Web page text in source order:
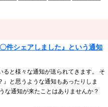
件シェアしました』という通知
ると様々な通知が送られてきます。 そ
』と思うような通知もあったりしま
な通知が来たことはありませんか？